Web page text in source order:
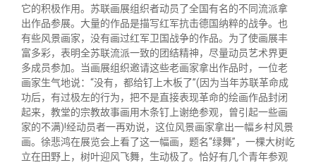
义工计划
新媒体平台
青春风采
校友文苑
校友讲坛
校友视界
信息化服务
三创大赛
实用信息
总会简介
会长致辞
总会章程
理事会名单
关闭
它的积极作用。苏联画展组织者动员了全国有名的不同流派拿
出作品参展。大量的作品是描写红军抗击德国纳粹的战争。也
有些风景画家，没有画过红军卫国战争的作品。为了使画展丰
富多彩，表明全苏联流派一致的团结精神，尽量动员艺术界更
多成员参加。当画展组织邀请这些老画家拿出作品时，一位老
画家生气地说：“没有，都给钉上木板了”(因为当年苏联革命成
功后，有过极左的行为，把不是直接表现革命的绘画作品封闭
起来，教堂的宗教故事画用木条钉上谢绝参观，曾引起一些画
家的不满)!经动员者一再劝说，这位风景画家拿出一幅乡村风景
画。徐悲鸿在展览会上看了这一幅画，题名“绿舞”，一棵大树屹
立在田野上，树叶迎风飞舞，生动极了。恰好有几个青年参观